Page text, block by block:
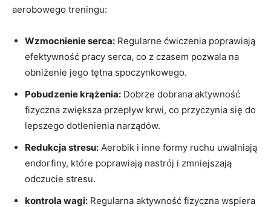
aerobowego treningu:
Wzmocnienie serca: Regularne ćwiczenia poprawiają
efektywność pracy serca, co z czasem pozwala na
obniżenie jego tętna spoczynkowego.
Pobudzenie krążenia: Dobrze dobrana aktywność
fizyczna zwiększa przepływ krwi, co przyczynia się do
lepszego dotlenienia narządów.
Redukcja stresu: Aerobik i inne formy ruchu uwalniają
endorfiny, które poprawiają nastrój i zmniejszają
odczucie stresu.
kontrola wagi: Regularna aktywność fizyczna wspiera